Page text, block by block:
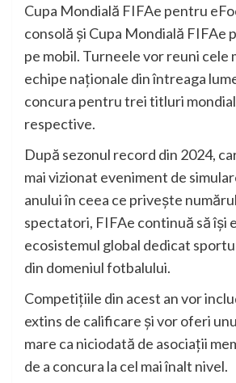
Cupa Mondială FIFAe pentru
consolă și Cupa Mondială FIFAe
pe mobil. Turneele vor reuni cele
echipe naționale din întreaga
concura pentru trei titluri
respective.
După sezonul record din 2024,
mai vizionat eveniment de
anului în ceea ce privește
spectatori, FIFAe continuă să își
ecosistemul global dedicat
din domeniul fotbalului.
Competițiile din acest an vor
extins de calificare și vor oferi
mare ca niciodată de asociații
de a concura la cel mai înalt nivel.